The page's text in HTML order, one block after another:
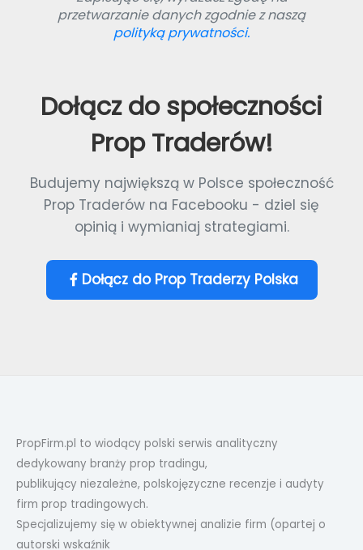
przetwarzanie danych zgodnie z naszą
polityką prywatności.
Dołącz do społeczności
Prop Traderów!
Budujemy największą w Polsce społeczność
Prop Traderów na Facebooku - dziel się
opinią i wymianiaj strategiami.
Dołącz do Prop Traderzy Polska
PropFirm.pl to wiodący polski serwis analityczny
dedykowany branży prop tradingu,
publikujący niezależne, polskojęzyczne recenzje i audyty
firm prop tradingowych.
Specjalizujemy się w obiektywnej analizie firm (opartej o
autorski wskaźnik